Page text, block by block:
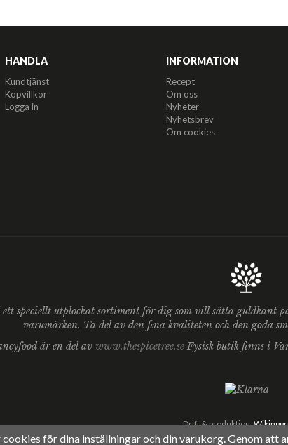
HANDLA
Kundtjänst
Köpvillkor
Logga in
INFORMATION
Recept
Om oss
Nyheter
Nyhetsbrev
Om cookies
ett speciellt utplockat sortiment för dig som vill sätta
varumärken. Ta del av den fina kvaliteten och den goda
är en del av www.thespicetree.seFysisk butik finns i
Drift & produktion:
för dina inställningar och din varukorg. Genom att